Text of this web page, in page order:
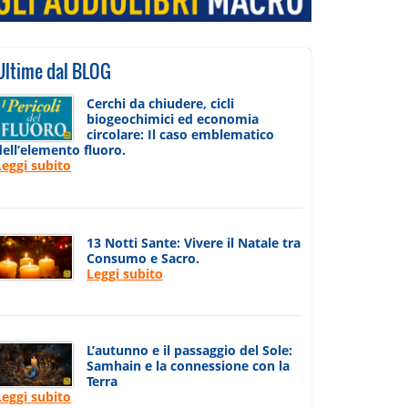
dal BLOG
Cerchi da chiudere, cicli
biogeochimici ed economia
circolare: Il caso emblematico
fluoro.
subito
13 Notti Sante: Vivere il Natale tra
Consumo e Sacro.
Leggi subito
L’autunno e il passaggio del Sole:
Samhain e la connessione con la
Terra
subito